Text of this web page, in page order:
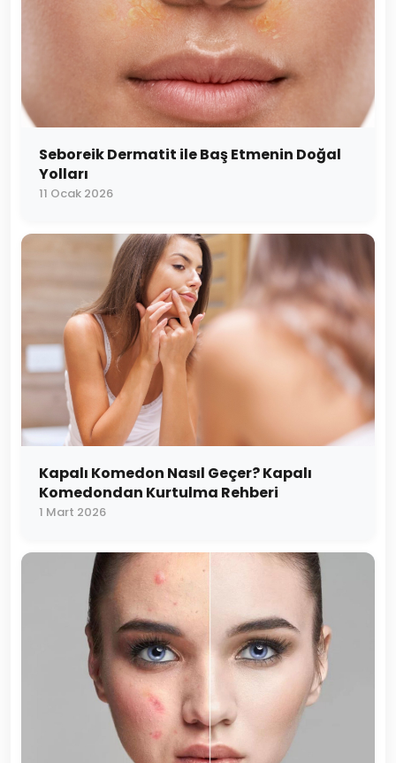
Seboreik Dermatit ile Baş Etmenin Doğal
Yolları
11 Ocak 2026
Kapalı Komedon Nasıl Geçer? Kapalı
Komedondan Kurtulma Rehberi
1 Mart 2026